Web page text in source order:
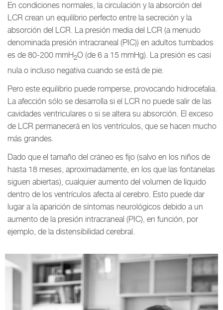
En condiciones normales, la circulación y la absorción del
LCR crean un equilibrio perfecto entre la secreción y la
absorción del LCR. La presión media del LCR (a menudo
denominada presión intracraneal (PIC)) en adultos tumbados
es de 80-200 mmH2O (de 6 a 15 mmHg). La presión es casi
nula o incluso negativa cuando se está de pie.
Pero este equilibrio puede romperse, provocando hidrocefalia.
La afección sólo se desarrolla si el LCR no puede salir de las
cavidades ventriculares o si se altera su absorción. El exceso
de LCR permanecerá en los ventrículos, que se hacen mucho
más grandes.
Dado que el tamaño del cráneo es fijo (salvo en los niños de
hasta 18 meses, aproximadamente, en los que las fontanelas
siguen abiertas), cualquier aumento del volumen de líquido
dentro de los ventrículos afecta al cerebro. Esto puede dar
lugar a la aparición de síntomas neurológicos debido a un
aumento de la presión intracraneal (PIC), en función, por
ejemplo, de la distensibilidad cerebral.